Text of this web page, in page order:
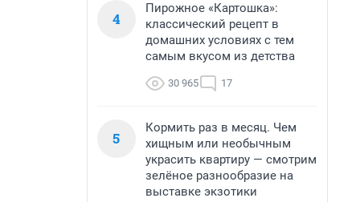
4
Пирожное «Картошка»:
классический рецепт в
домашних условиях с тем
самым вкусом из детства
30 965 17
5
Кормить раз в месяц. Чем
хищным или необычным
украсить квартиру — смотрим
зелёное разнообразие на
выставке экзотики